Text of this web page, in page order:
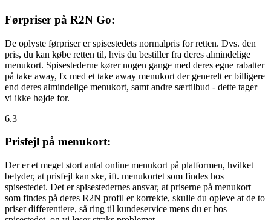
Førpriser på R2N Go:
De oplyste førpriser er spisestedets normalpris for retten. Dvs. den
pris, du kan købe retten til, hvis du bestiller fra deres almindelige
menukort. Spisestederne kører nogen gange med deres egne rabatter
på take away, fx med et take away menukort der generelt er billigere
end deres almindelige menukort, samt andre særtilbud - dette tager
vi ikke højde for.
6.3
Prisfejl på menukort:
Der er et meget stort antal online menukort på platformen, hvilket
betyder, at prisfejl kan ske, ift. menukortet som findes hos
spisestedet. Det er spisestedernes ansvar, at priserne på menukort
som findes på deres R2N profil er korrekte, skulle du opleve at de to
priser differentiere, så ring til kundeservice mens du er hos